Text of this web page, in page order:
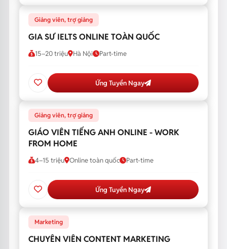
Giảng viên, trợ giảng
GIA SƯ IELTS ONLINE TOÀN QUỐC
15–20 triệu Hà Nội Part-time
Ứng Tuyển Ngay
Giảng viên, trợ giảng
GIÁO VIÊN TIẾNG ANH ONLINE - WORK
FROM HOME
4–15 triệu Online toàn quốc Part-time
Ứng Tuyển Ngay
Marketing
CHUYÊN VIÊN CONTENT MARKETING